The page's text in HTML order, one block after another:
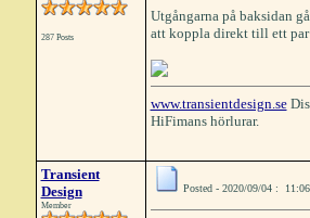
287 Posts
Utgångarna på baksidan
att koppla direkt till ett
www.transientdesign.se
HiFimans hörlurar.
Transient
Design
Member
Posted - 2020/09/04 :